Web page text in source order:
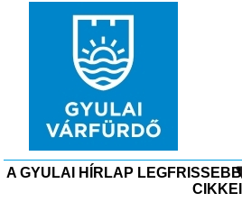
A GYULAI HÍRLAP LEGFRISSEBB
CIKKEI